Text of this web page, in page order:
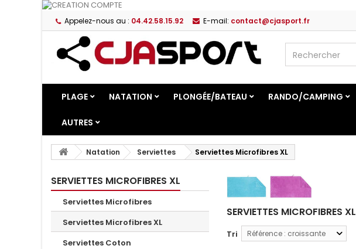
Appelez-nous au : 04.42.58.15.92 E-mail: contact@cjasport.fr
PLAGE NATATION PLONGÉE/BATEAU RANDO/CAMPING
AUTRES
Natation Serviettes Serviettes Microfibres XL
SERVIETTES MICROFIBRES XL
Serviettes Microfibres
Serviettes Microfibres XL
Serviettes Coton
SERVIETTES MICROFIBRES XL
Tri Référence : croissante